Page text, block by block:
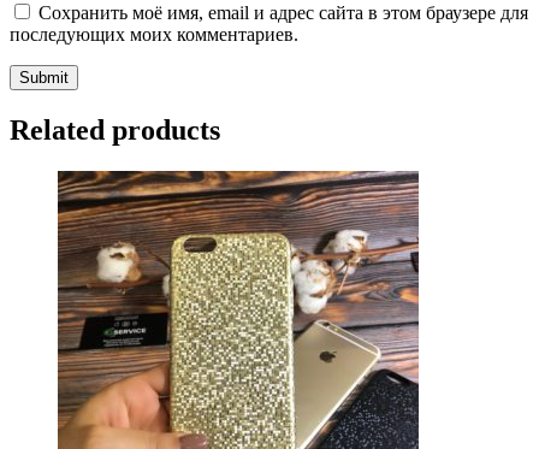
Сохранить моё имя, email и адрес сайта в этом браузере для
последующих моих комментариев.
Related products